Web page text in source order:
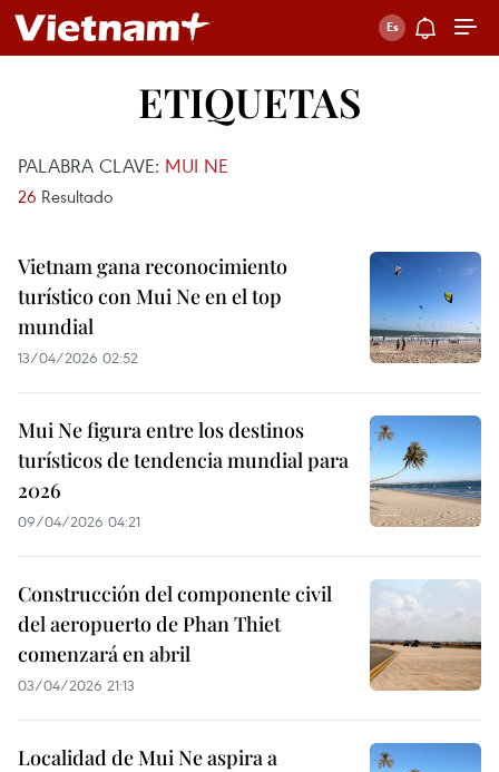
ETIQUETAS
PALABRA CLAVE: MUI NE
26 Resultado
Vietnam gana reconocimiento
turístico con Mui Ne en el top
mundial
13/04/2026 02:52
Mui Ne figura entre los destinos
turísticos de tendencia mundial para
2026
09/04/2026 04:21
Construcción del componente civil
del aeropuerto de Phan Thiet
comenzará en abril
03/04/2026 21:13
Localidad de Mui Ne aspira a